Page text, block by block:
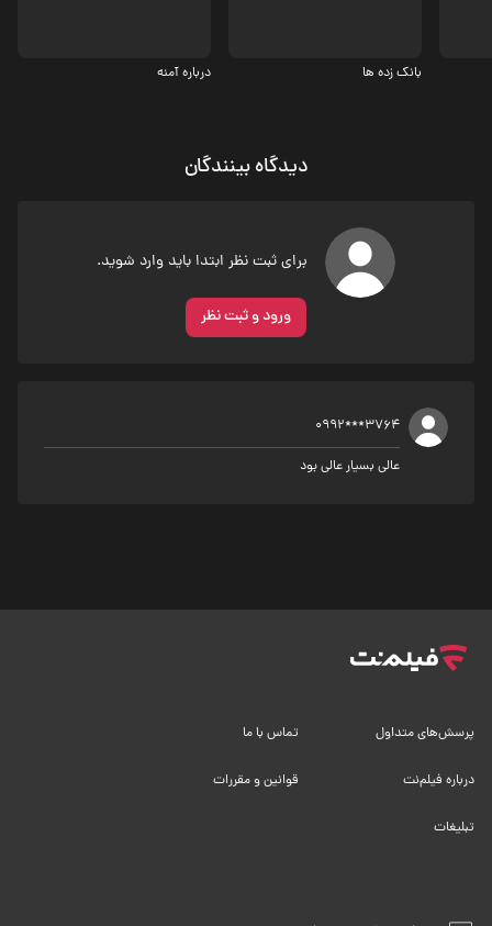
بانک زده ها درباره آمنه
دیدگاه بینندگان
برای ثبت نظر ابتدا باید وارد شوید.
ورود و ثبت نظر
0992***3764
عالی بسیار عالی بود
پرسش‌های متداول تماس با ما
درباره فیلم‌نت قوانین و مقررات
تبلیغات